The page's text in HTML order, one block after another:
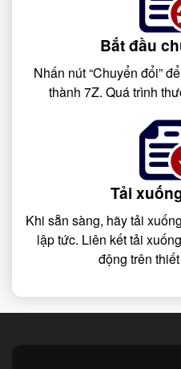
Bắt đầu
Nhấn nút “Chuyển đổi”
thành 7Z. Quá trình
Tải
Khi sẵn sàng, hãy tải
lập tức. Liên kết tải
động trên